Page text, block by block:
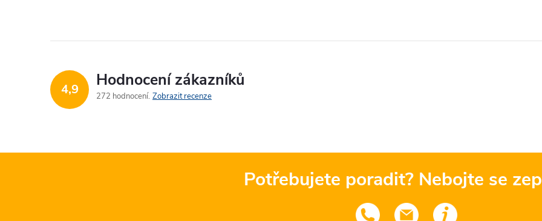
4,9 Hodnocení zákazníků
272 hodnocení Zobrazit recenze
Potřebujete poradit? Nebojte se